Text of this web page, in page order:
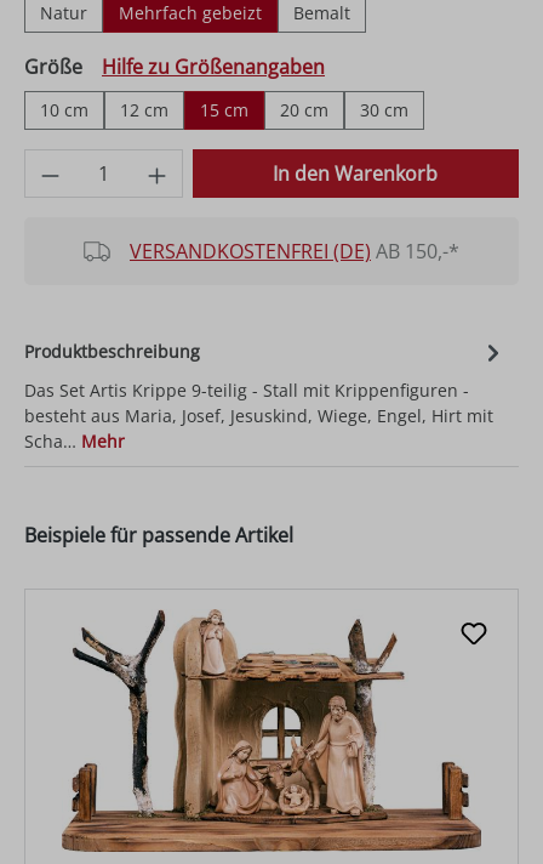
Natur Mehrfach gebeizt Bemalt
Größeauswählen
Hilfe zu Größenangaben
10 cm 12 cm 15 cm 20 cm 30 cm
Produkt Anzahl: Gib den gewünschten
In den Warenkorb
VERSANDKOSTENFREI (DE) AB 150,-*
Produktbeschreibung
Das Set Artis Krippe 9-teilig - Stall mit Krippenfiguren -
besteht aus Maria, Josef, Jesuskind, Wiege, Engel, Hirt mit
Scha… Mehr
Beispiele für passende Artikel